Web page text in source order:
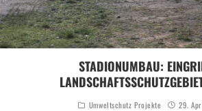
STADIONUMBAU:
Umweltschutz Projekte 29.